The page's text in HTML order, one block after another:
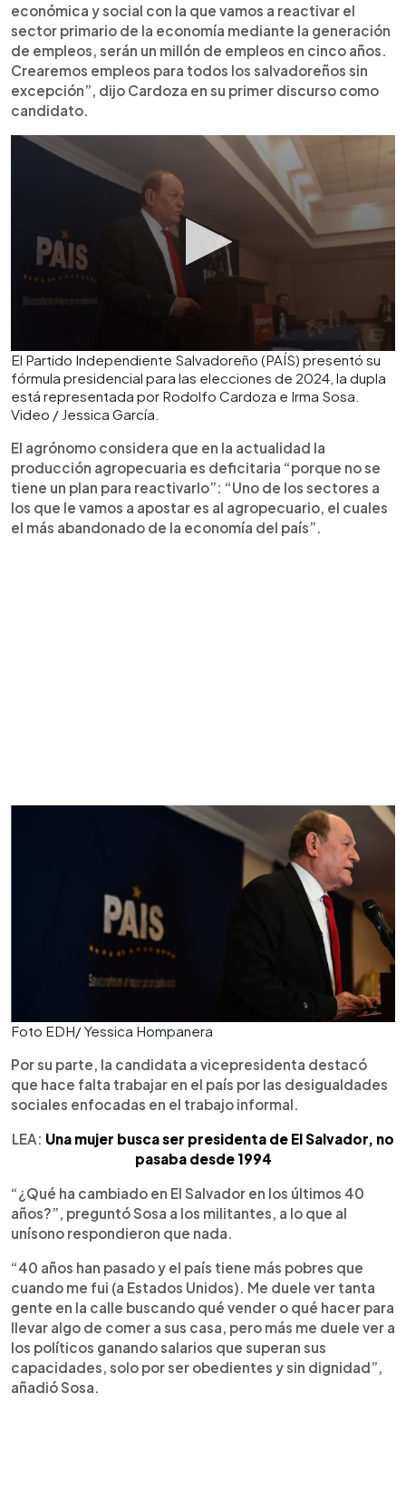
económica y social con la que vamos a reactivar el
sector primario de la economía mediante la generación
de empleos, serán un millón de empleos en cinco años.
Crearemos empleos para todos los salvadoreños sin
excepción”, dijo Cardoza en su primer discurso como
candidato.
El Partido Independiente Salvadoreño (PAÍS) presentó su
fórmula presidencial para las elecciones de 2024, la dupla
está representada por Rodolfo Cardoza e Irma Sosa.
Video / Jessica García.
El agrónomo considera que en la actualidad la
producción agropecuaria es deficitaria “porque no se
tiene un plan para reactivarlo”: “Uno de los sectores a
los que le vamos a apostar es al agropecuario, el cuales
el más abandonado de la economía del país”.
Foto EDH/ Yessica Hompanera
Por su parte, la candidata a vicepresidenta destacó
que hace falta trabajar en el país por las desigualdades
sociales enfocadas en el trabajo informal.
LEA: Una mujer busca ser presidenta de El Salvador, no
pasaba desde 1994
“¿Qué ha cambiado en El Salvador en los últimos 40
años?”, preguntó Sosa a los militantes, a lo que al
unísono respondieron que nada.
“40 años han pasado y el país tiene más pobres que
cuando me fui (a Estados Unidos). Me duele ver tanta
gente en la calle buscando qué vender o qué hacer para
llevar algo de comer a sus casa, pero más me duele ver a
los políticos ganando salarios que superan sus
capacidades, solo por ser obedientes y sin dignidad”,
añadió Sosa.